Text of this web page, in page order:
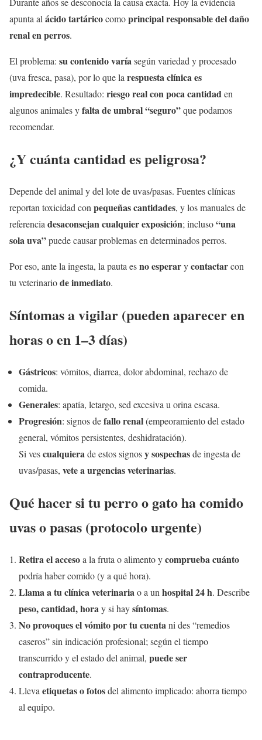
apunta alácido tartáricocomoprincipal responsable del daño
renal en perros.
El problema: su contenido varíasegún variedad y procesado
(uva fresca, pasa), por lo que larespuesta clínica es
impredecible. Resultado: riesgo real con poca cantidaden
algunos animales yfalta de umbral “seguro”que podamos
recomendar.
¿Y cuánta cantidad es peligrosa?
Depende del animal y del lote de uvas/pasas. Fuentes clínicas
reportan toxicidad con pequeñas cantidades, y los manuales de
referencia desaconsejan cualquier exposición; incluso“una
sola uva”puede causar problemas en determinados perros.
Por eso, ante la ingesta, la pauta esno esperarycontactarcon
tu veterinariode inmediato.
Síntomas a vigilar (pueden aparecer en
horas o en 1–3 días)
Gástricos: vómitos, diarrea, dolor abdominal, rechazo de
comida.
Generales: apatía, letargo, sed excesiva u orina escasa.
Progresión: signos defallo renal(empeoramiento del estado
general, vómitos persistentes, deshidratación).
Si vescualquierade estos signosy sospechasde ingesta de
uvas/pasas, vete a urgencias veterinarias.
Qué hacer si tu perro o gato ha comido
uvas o pasas (protocolo urgente)
Retira el accesoa la fruta o alimento ycomprueba cuánto
podría haber comido (y a qué hora).
Llama a tu clínica veterinariao a un hospital 24 h. Describe
peso, cantidad, horay si haysíntomas.
No provoques el vómito por tu cuentani des “remedios
caseros” sin indicación profesional; según el tiempo
transcurrido y el estado del animal, puede ser
contraproducente.
Lleva etiquetas o fotosdel alimento implicado: ahorra tiempo
al equipo.